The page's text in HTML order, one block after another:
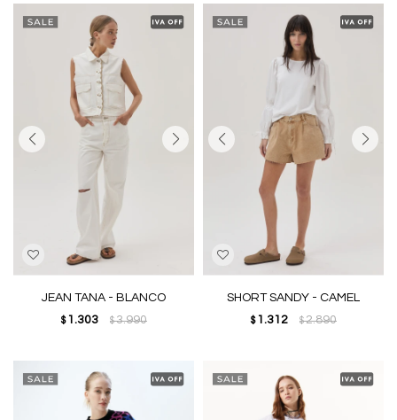
JEAN TANA - BLANCO
$ 1.303 $3.990
SHORT SANDY - CAMEL
$ 1.312 $2.890